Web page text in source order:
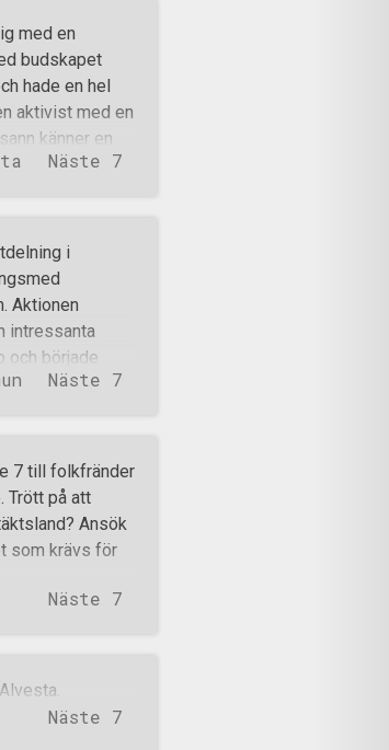
bestämde att
sig vidare till
sätta upp
även hade
med en
budskapet
hade en hel
aktivist med en
känner en
att denne
ta emot
Läraren
vilket hon
till Sveriges
a
Näste 7
i
Aktionen
intressanta
och började
på sina
då de
dirigerade
och
två stycken
mitt på
Näste 7
7 till folkfränder
Trött på att
Ansök
som krävs för
Näste 7
Näste 7